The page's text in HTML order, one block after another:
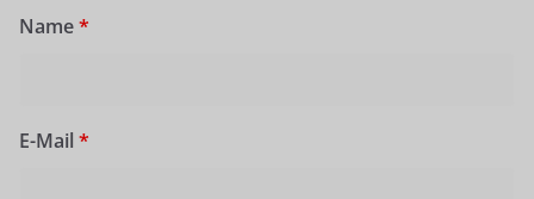
Name*
E-Mail *